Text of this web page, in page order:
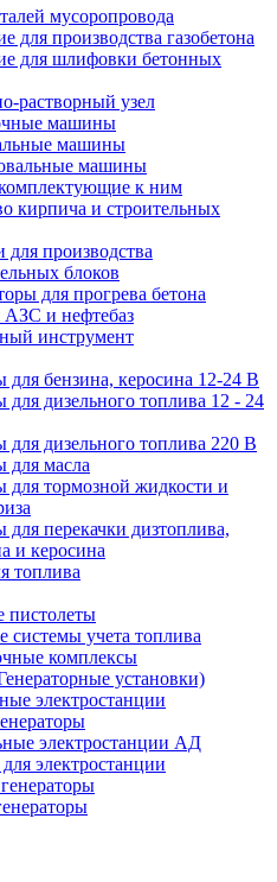
мусоропровода
для производства газобетона
для шлифовки бетонных
растворный узел
машины
машины
машины
к ним
кирпича и строительных
для производства
блоков
для прогрева бетона
АЗС и нефтебаз
инструмент
для бензина, керосина 12-24 В
для дизельного топлива 12 - 24
для дизельного топлива 220 В
для масла
для тормозной жидкости и
для перекачки дизтоплива,
и керосина
топлива
пистолеты
системы учета топлива
комплексы
установки)
электростанции
электростанции АД
электростанции